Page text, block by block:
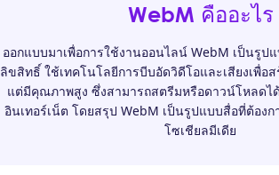
WebM คืออะไร
ออกแบบมาเพื่อการใช้งานออนไลน์ WebM เป็นรูป
ลิขสิทธิ์ ใช้เทคโนโลยีการบีบอัดวิดีโอและเสียงเพื่อ
แต่มีคุณภาพสูง ซึ่งสามารถสตรีมหรือดาวน์โหลดได้
อินเทอร์เน็ต โดยสรุป WebM เป็นรูปแบบสื่อที่ต้องก
โซเชียลมีเดีย